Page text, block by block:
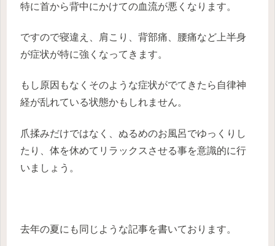
特に首から背中にかけての血流が悪くなります。
ですので寝違え、肩こり、背部痛、腰痛など上半身
が症状が特に強くなってきます。
もし原因もなくそのような症状がでてきたら自律神
経が乱れている状態かもしれません。
爪揉みだけではなく、ぬるめのお風呂でゆっくりし
たり、体を休めてリラックスさせる事を意識的に行
いましょう。
去年の夏にも同じような記事を書いております。